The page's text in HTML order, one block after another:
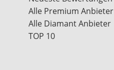
Alle Premium Anbieter
Alle Diamant Anbieter
TOP 10